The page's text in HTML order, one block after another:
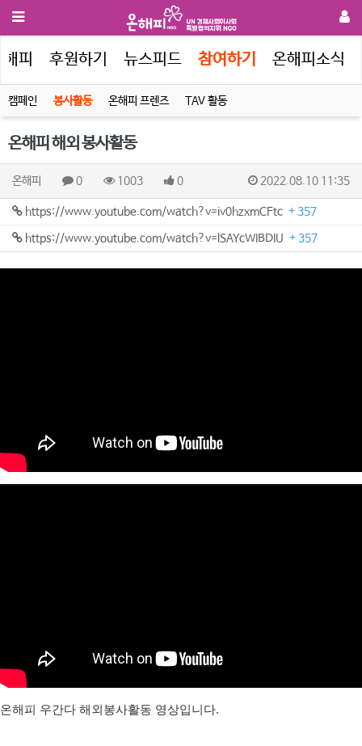
피 후원하기 뉴스피드 참여하기 온해피소식
캠페인 봉사활동 온해피 프렌즈 TAV 활동
온해피 해외 봉사활동
온해피 0 1003 0 2022.08.10 11:35
https://www.youtube.com/watch?v=iv0hzxmCFtc + 357
https://www.youtube.com/watch?v=lSAYcWIBDIU + 357
온해피 우간다 해외봉사활동 영상입니다.